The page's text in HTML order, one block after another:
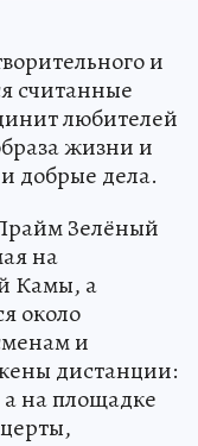
и
считанные
любителей
жизни и
добрые дела.
Зелёный
на
Камы, а
около
и
дистанции:
а на площадке